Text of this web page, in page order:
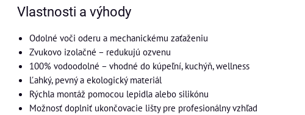
Vlastnosti a výhody
Odolné voči oderu a mechanickému zaťaženiu
Zvukovo izolačné – redukujú ozvenu
100% vodoodolné – vhodné do kúpeľní, kuchýň, wellness
Ľahký, pevný a ekologický materiál
Rýchla montáž pomocou lepidla alebo silikónu
Možnosť doplniť ukončovacie lišty pre profesionálny vzhľad